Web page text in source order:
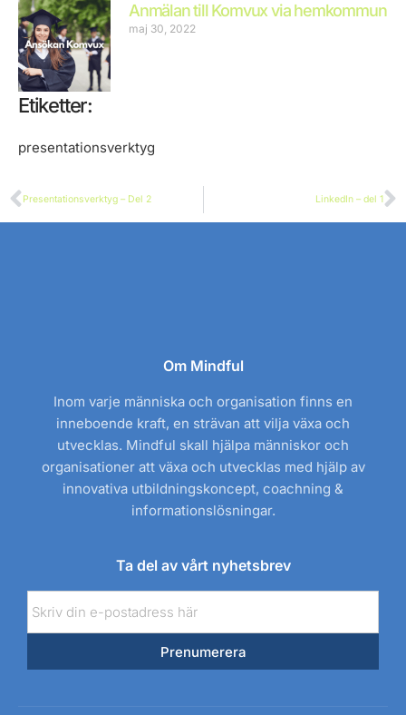
Anmälan till Komvux via hemkommun
maj 30, 2022
Etiketter:
presentationsverktyg
Föregående
Presentationsverktyg – Del 2 LinkedIn – del 1
Om Mindful
Inom varje människa och organisation finns en
inneboende kraft, en strävan att vilja växa och
utvecklas. Mindful skall hjälpa människor och
organisationer att växa och utvecklas med hjälp av
innovativa utbildningskoncept, coachning &
informationslösningar.
Ta del av vårt nyhetsbrev
E-
post
Prenumerera